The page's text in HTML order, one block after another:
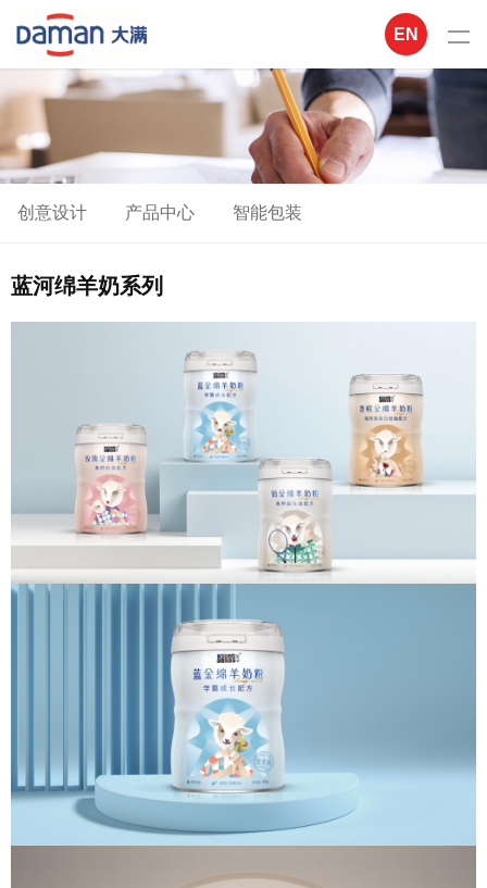
EN
创意设计 产品中心 智能包装
蓝河绵羊奶系列